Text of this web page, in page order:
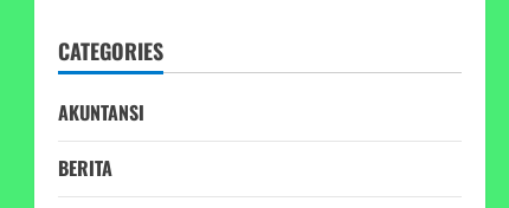
CATEGORIES
AKUNTANSI
BERITA